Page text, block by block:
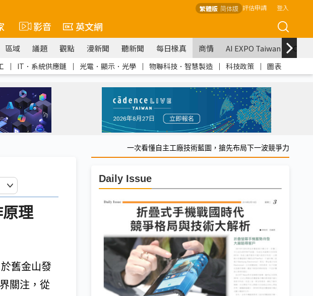
繁體版 简体版 評估申請 登入
影音 英文網
區域 議題 觀點 漫新聞 聽新聞 每日椽真 商情 AI EXPO Taiwan
｜ IT．系統供應鏈 ｜ 光電．顯示．光學 ｜ 物聯科技．智慧製造 ｜ 科技政策 ｜ 圖表
一次看懂自主工廠技術藍圖，搶先布局下一波競爭力
理
舊金山發
關注，從
Daily Issue